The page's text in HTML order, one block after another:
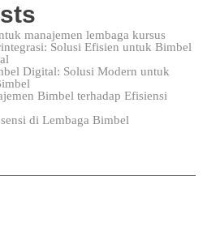
manajemen lembaga kursus
Solusi Efisien untuk Bimbel
Digital: Solusi Modern untuk
Bimbel terhadap Efisiensi
di Lembaga Bimbel